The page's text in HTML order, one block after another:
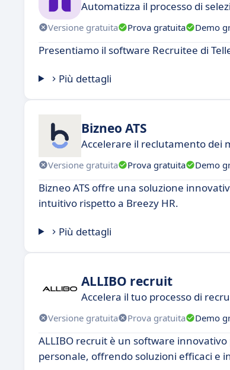
Automatizza il processo di
Versione gratuita Prova gratuita Demo
Presentiamo il software Recruitee di
Più dettagli
Bizneo ATS
Accelerare il reclutamento dei
Versione gratuita Prova gratuita Demo
Bizneo ATS offre una soluzione
intuitivo rispetto a Breezy HR.
Più dettagli
ALLIBO recruit
Accelera il tuo processo di
Versione gratuita Prova gratuita Demo
ALLIBO recruit è un software
personale, offrendo soluzioni efficaci e